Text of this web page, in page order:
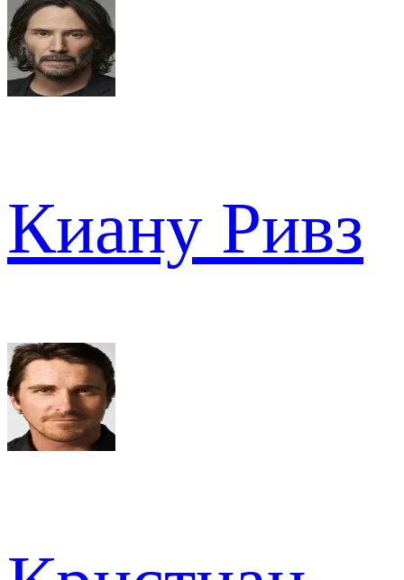
Киану Ривз